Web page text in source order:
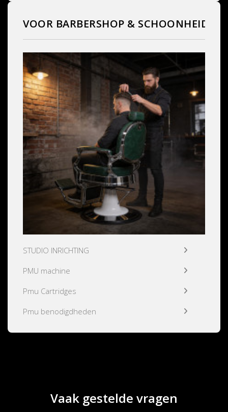
VOOR BARBERSHOP &
STUDIO INRICHTING
PMU machine
Pmu Cartridges
Pmu benodigdheden
Vaak gestelde vragen